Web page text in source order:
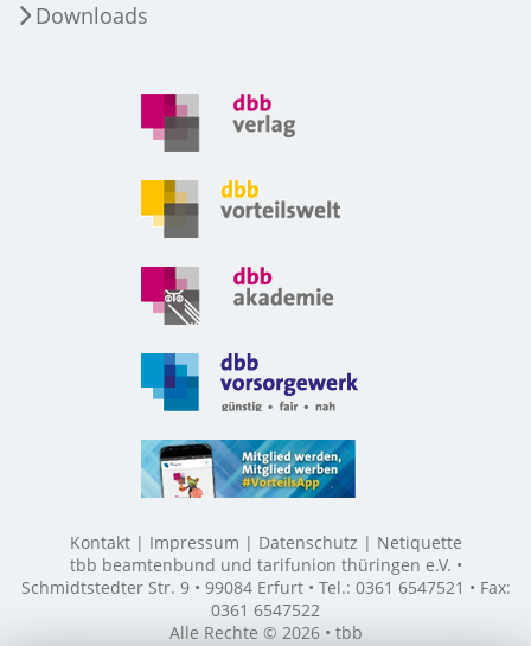
Downloads
Kontakt Impressum Datenschutz
Netiquette
tbb beamtenbund und tarifunion thüringen e.V. •
Schmidtstedter Str. 9 • 99084 Erfurt • Tel.: 0361 6547521 • Fax:
0361 6547522
Alle Rechte © 2026 • tbb